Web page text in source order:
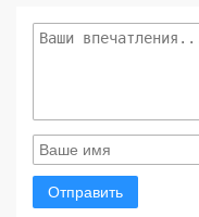
Отправить